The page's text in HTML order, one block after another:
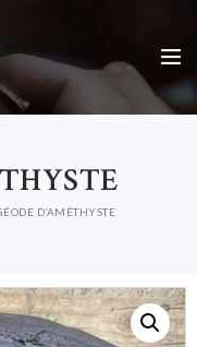
D’AMÉTHYSTE